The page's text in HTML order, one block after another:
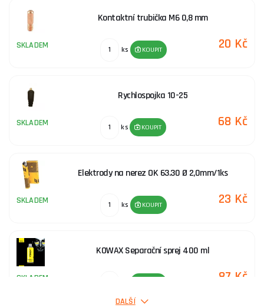
Bodovací svářečky
Kontaktní trubička M6 0,8 mm
SKLADEM ks KOUPIT 20 Kč
Rychlospojka 10-25
SKLADEM ks KOUPIT 68 Kč
Elektrody na nerez OK 63.30 Ø 2,0mm/1ks
SKLADEM ks KOUPIT 23 Kč
KOWAX Separační sprej 400 ml
SKLADEM 87 Kč
DALŠÍ